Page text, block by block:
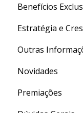
Benefícios
Estratégia e
Social Media
Conversão
Marketing
Outras
Novidades
Premiações